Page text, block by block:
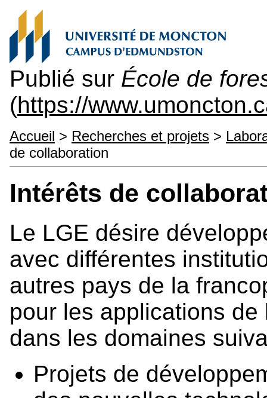
Publié sur École de
(https://
Accueil > Recherches et projets >
de collaboration
Intérêts de
Le LGE désire
avec différentes
autres pays de la
pour les applications
dans les domaines
Projets de